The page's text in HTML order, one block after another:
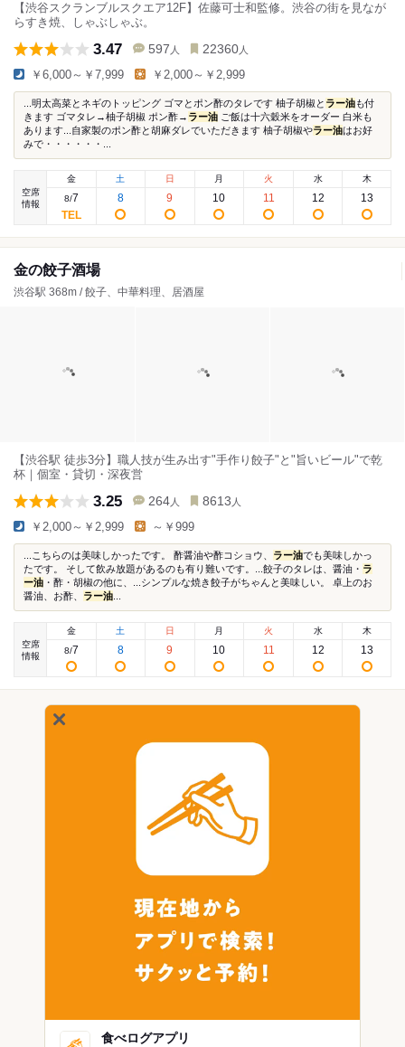
【渋谷スクランブルスクエア12F】佐藤可士和監修。渋谷の街を見なが
らすき焼、しゃぶしゃぶ。
3.47 597 人 22360 人
￥6,000～￥7,999 ￥2,000～￥2,999
...明太高菜とネギのトッピング ゴマとポン酢のタレです 柚子胡椒と ラー油も付
きます ゴマタレ→柚子胡椒 ポン酢→ ラー油 ご飯は十六穀米をオーダー 白米も
あります...自家製のポン酢と胡麻ダレでいただきます 柚子胡椒やラー油はお好
みで・・・・・・...
空席
情報
金
8/7
土
8
日
9
月
10
火
11
水
12
木
13
金の餃子酒場
渋谷駅 368m / 餃子、中華料理、居酒屋
【渋谷駅 徒歩3分】職人技が生み出す"手作り餃子"と"旨いビール"で乾
杯｜個室・貸切・深夜営
3.25 264 人 8613 人
￥2,000～￥2,999 ～￥999
...こちらのは美味しかったです。 酢醤油や酢コショウ、 ラー油でも美味しかっ
たです。 そして飲み放題があるのも有り難いです。...餃子のタレは、醤油・ ラ
ー油 ・酢・胡椒の他に、...シンプルな焼き餃子がちゃんと美味しい。 卓上のお
醤油、お酢、 ラー油
空席
情報
金
8/7
土
8
日
9
月
10
火
11
水
12
木
13
食べログアプリ